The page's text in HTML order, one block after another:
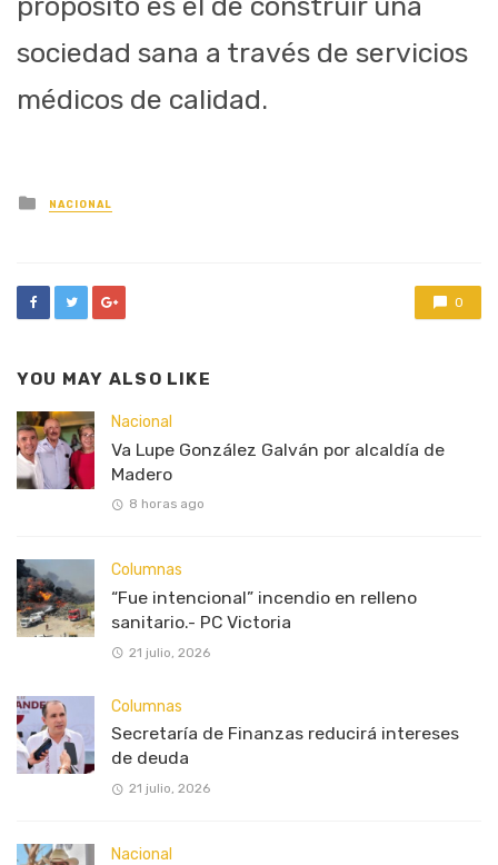
propósito es el de construir una
sociedad sana a través de servicios
médicos de calidad.
Posted
in
NACIONAL
0
YOU MAY ALSO LIKE
Nacional
Va Lupe González Galván por alcaldía de
Madero
8 horas ago
Columnas
“Fue intencional” incendio en relleno
sanitario.- PC Victoria
21 julio, 2026
Columnas
Secretaría de Finanzas reducirá intereses
de deuda
21 julio, 2026
Nacional